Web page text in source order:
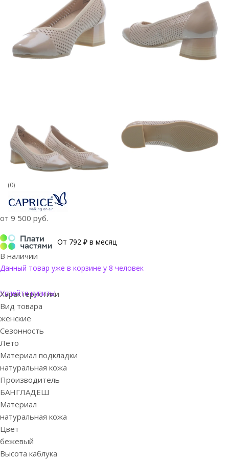
(0)
от 9 500 руб.
От 792 ₽ в месяц
В наличии
Данный товар уже в корзине у 8 человек
Успейте купить!
Характеристики
Вид товара
женские
Сезонность
Лето
Материал подкладки
натуральная кожа
Производитель
БАНГЛАДЕШ
Материал
натуральная кожа
Цвет
бежевый
Высота каблука